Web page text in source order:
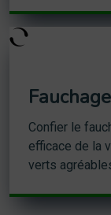
Fauchage
Confier le
efficace de la
verts